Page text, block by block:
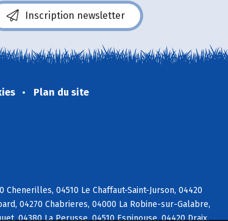
Inscription newsletter
Plan du site
04510 Le Chaffaut-Saint-Jurson, 04420
04270 Chabrieres, 04000 La Robine-sur-Galabre,
04380 La Perusse, 04510 Espinouse, 04420 Draix,